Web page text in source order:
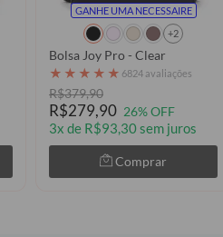
GANHE UMA NECESSAIRE
+2
Bolsa Joy Pro - Clear
★ ★ ★ ★ ★ 6824 avaliações
R$379,90
R$279,90 26% OFF
3x de R$93,30 sem juros
Comprar